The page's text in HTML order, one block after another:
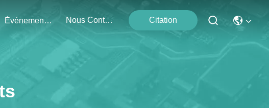
Événements Nous Contacter Citation